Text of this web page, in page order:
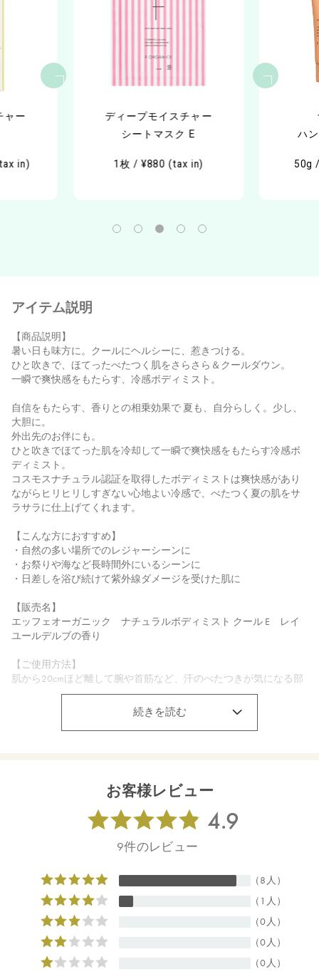
ャー
in)
ディープモイスチャー
シートマスク E
1枚 / ¥880 (tax in)
ハ
50g
アイテム説明
【商品説明】
暑い日も味方に。クールにヘルシーに、惹きつける。
ひと吹きで、ほてったべたつく肌をさらさら＆クールダウン。
一瞬で爽快感をもたらす、冷感ボディミスト。
自信をもたらす、香りとの相乗効果で 夏も、自分らしく。少し、
大胆に。
外出先のお伴にも。
ひと吹きでほてった肌を冷却して一瞬で爽快感をもたらす冷感ボ
ディミスト。
コスモスナチュラル認証を取得したボディミストは爽快感があり
ながらヒリヒリしすぎない心地よい冷感で、べたつく夏の肌をサ
ラサラに仕上げてくれます。
【こんな方におすすめ】
・自然の多い場所でのレジャーシーンに
・お祭りや海など長時間外にいるシーンに
・日差しを浴び続けて紫外線ダメージを受けた肌に
【販売名】
エッフェオーガニック ナチュラルボディミスト クール E レイ
ユールデルブの香り
【ご使用方法】
肌から20cmほど離して腕や首筋など、汗のべたつきが気になる部
分へスプレーしてください。
【全成分】
エタノール＊＊、水、レモン果実水＊、セイヨウハッカ油＊、グ
リセリン、ＢＧ、ツボクサエキス、イタドリ根エキス、オウゴン
根エキス、ローズマリー葉エキス＊、チャ葉エキス、カンゾウ根
エキス、セージ葉エキス＊、カミツレ花エキス、トコフェロー
ル、ヒマワリ種子油、ユーカリ葉油、ローズマリー葉油、ニオイ
テンジクアオイ油、ラバンデュラハイブリダ油、ローマカミツレ
続きを読む
お客様レビュー